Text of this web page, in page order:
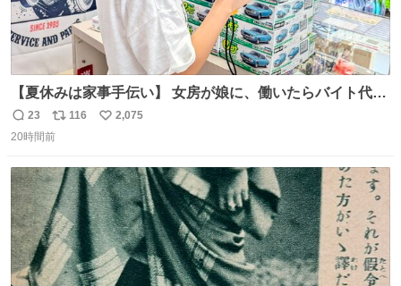
【夏休みは家事手伝い】 女房が娘に、働いたらバイト代も
らえば？と言ったら、娘は、いらない、と言って黙々と働
いてくれました。 あとでソフトクリーム買ってやろうと思
返
信
23
リ
ポ
ト
数
116
い
数
2,075
20時間前